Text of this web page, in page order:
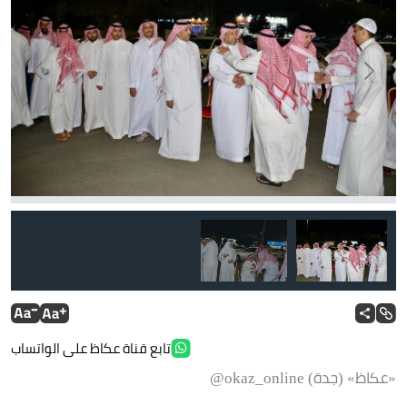
تابع قناة عكاظ على الواتساب
«عكاظ» (جدة) okaz_online@